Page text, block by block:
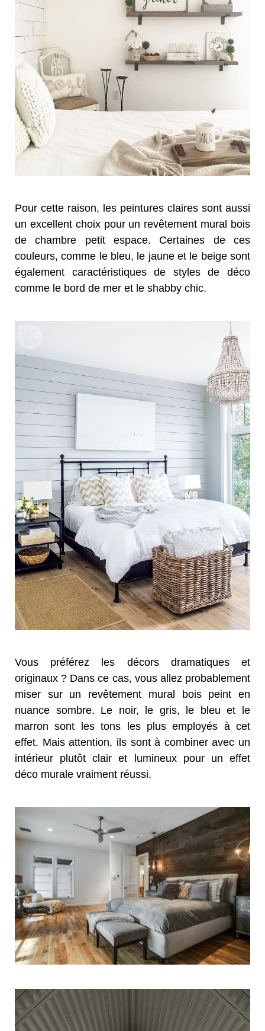
Pour cette raison, les peintures claires sont aussi
un excellent choix pour un revêtement mural bois
de chambre petit espace. Certaines de ces
couleurs, comme le bleu, le jaune et le beige sont
également caractéristiques de styles de déco
comme le bord de mer et le shabby chic.
Vous préférez les décors dramatiques et
originaux ? Dans ce cas, vous allez probablement
miser sur un revêtement mural bois peint en
nuance sombre. Le noir, le gris, le bleu et le
marron sont les tons les plus employés à cet
effet. Mais attention, ils sont à combiner avec un
intérieur plutôt clair et lumineux pour un effet
déco murale vraiment réussi.